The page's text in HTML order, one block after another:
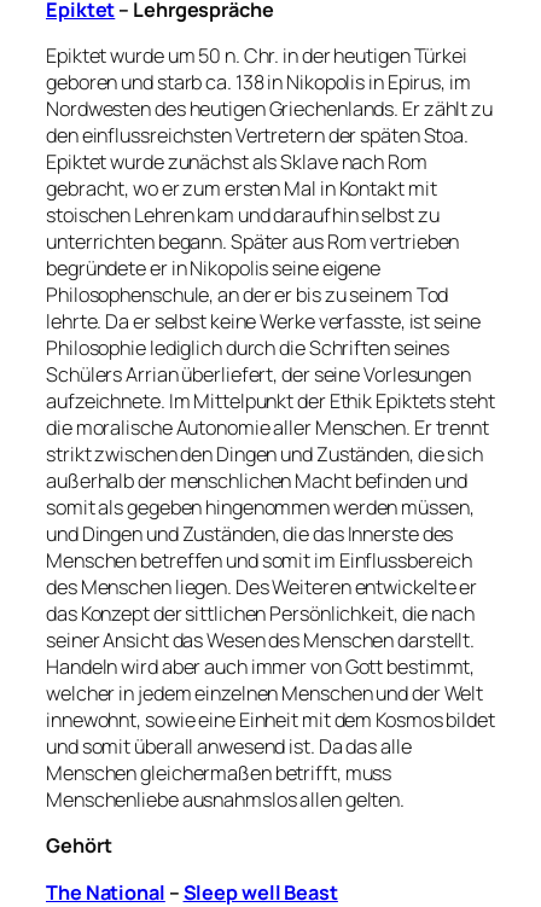
Epiktet– Lehrgespräche
Epiktet wurde um 50 n. Chr. in der heutigen Türkei
geboren und starb ca. 138 in Nikopolis in Epirus, im
Nordwesten des heutigen Griechenlands. Er zählt zu
den einflussreichsten Vertretern der späten Stoa.
Epiktet wurde zunächst als Sklave nach Rom
gebracht, wo er zum ersten Mal in Kontakt mit
stoischen Lehren kam und daraufhin selbst zu
unterrichten begann. Später aus Rom vertrieben
begründete er in Nikopolis seine eigene
Philosophenschule, an der er bis zu seinem Tod
lehrte. Da er selbst keine Werke verfasste, ist seine
Philosophie lediglich durch die Schriften seines
Schülers Arrian überliefert, der seine Vorlesungen
aufzeichnete. Im Mittelpunkt der Ethik Epiktets steht
die moralische Autonomie aller Menschen. Er trennt
strikt zwischen den Dingen und Zuständen, die sich
außerhalb der menschlichen Macht befinden und
somit als gegeben hingenommen werden müssen,
und Dingen und Zuständen, die das Innerste des
Menschen betreffen und somit im Einflussbereich
des Menschen liegen. Des Weiteren entwickelte er
das Konzept der sittlichen Persönlichkeit, die nach
seiner Ansicht das Wesen des Menschen darstellt.
Handeln wird aber auch immer von Gott bestimmt,
welcher in jedem einzelnen Menschen und der Welt
innewohnt, sowie eine Einheit mit dem Kosmos bildet
und somit überall anwesend ist. Da das alle
Menschen gleichermaßen betrifft, muss
Menschenliebe ausnahmslos allen gelten.
Gehört
The National –Sleep well Beast